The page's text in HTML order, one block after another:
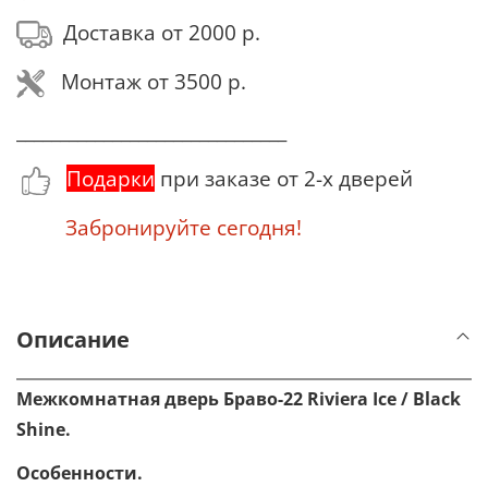
Доставка от 2000 р.
Монтаж от 3500 р.
Подарки при заказе от 2-х дверей
Забронируйте сегодня!
Описание
Межкомнатная дверь Браво-22 Riviera Ice/ Black
Shine.
Особенности.